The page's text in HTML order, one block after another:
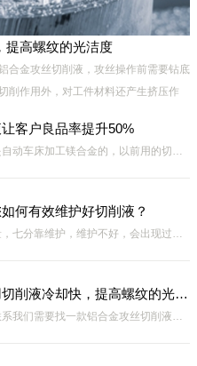
提高螺纹的光洁度
合金攻丝切削液，攻丝操作前需要钻底
削作用外，对工件材料还产生挤压作
客户良品率提升50%
何有效维护好切削液？
灵宝铝合金攻丝用切削液冷却快，提高螺纹的光洁度